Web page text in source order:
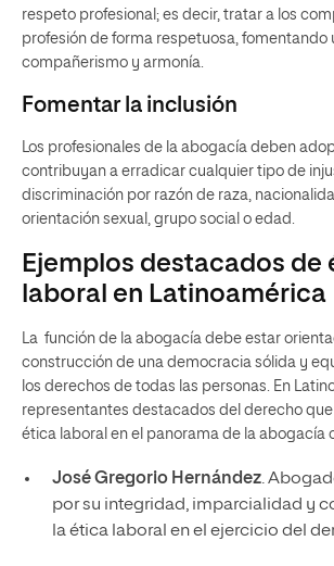
respeto profesional; es decir, tratar a los
profesión de forma respetuosa, fomentando
compañerismo y armonía.
Fomentar la inclusión
Los profesionales de la abogacía deben
contribuyan a erradicar cualquier tipo de
discriminación por razón de raza,
orientación sexual, grupo social o edad.
Ejemplos destacados de
laboral en Latinoamérica
La función de la abogacía debe estar
construcción de una democracia sólida y
los derechos de todas las personas. En
representantes destacados del derecho
ética laboral en el panorama de la abogacía
José Gregorio Hernández.
por su integridad, imparcialidad y
la ética laboral en el ejercicio del